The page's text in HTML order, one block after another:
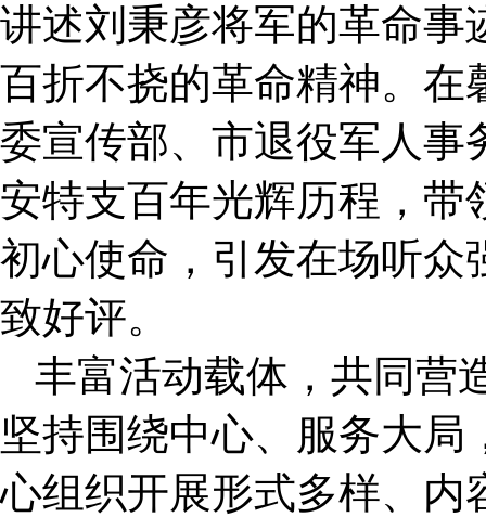
讲述刘秉彦将军的革命事
百折不挠的革命精神。在
委宣传部、市退役军人事
安特支百年光辉历程，带
初心使命，引发在场听众
致好评。
丰富活动载体，共同营
坚持围绕中心、服务大局
心组织开展形式多样、内